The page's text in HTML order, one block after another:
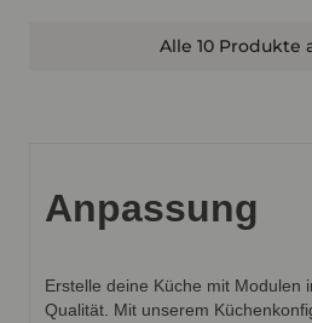
Alle 10 Produkte
Anpassung
Erstelle deine Küche mit Modulen
Qualität. Mit unserem